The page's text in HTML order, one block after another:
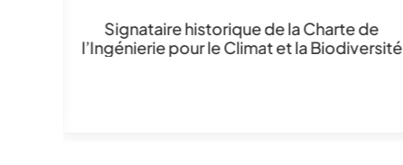
Signataire historique de la Charte de
l’Ingénierie pour le Climat et la Biodiversité